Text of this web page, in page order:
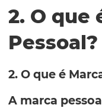
2. O que
Pessoal?
2. O que é
A marca